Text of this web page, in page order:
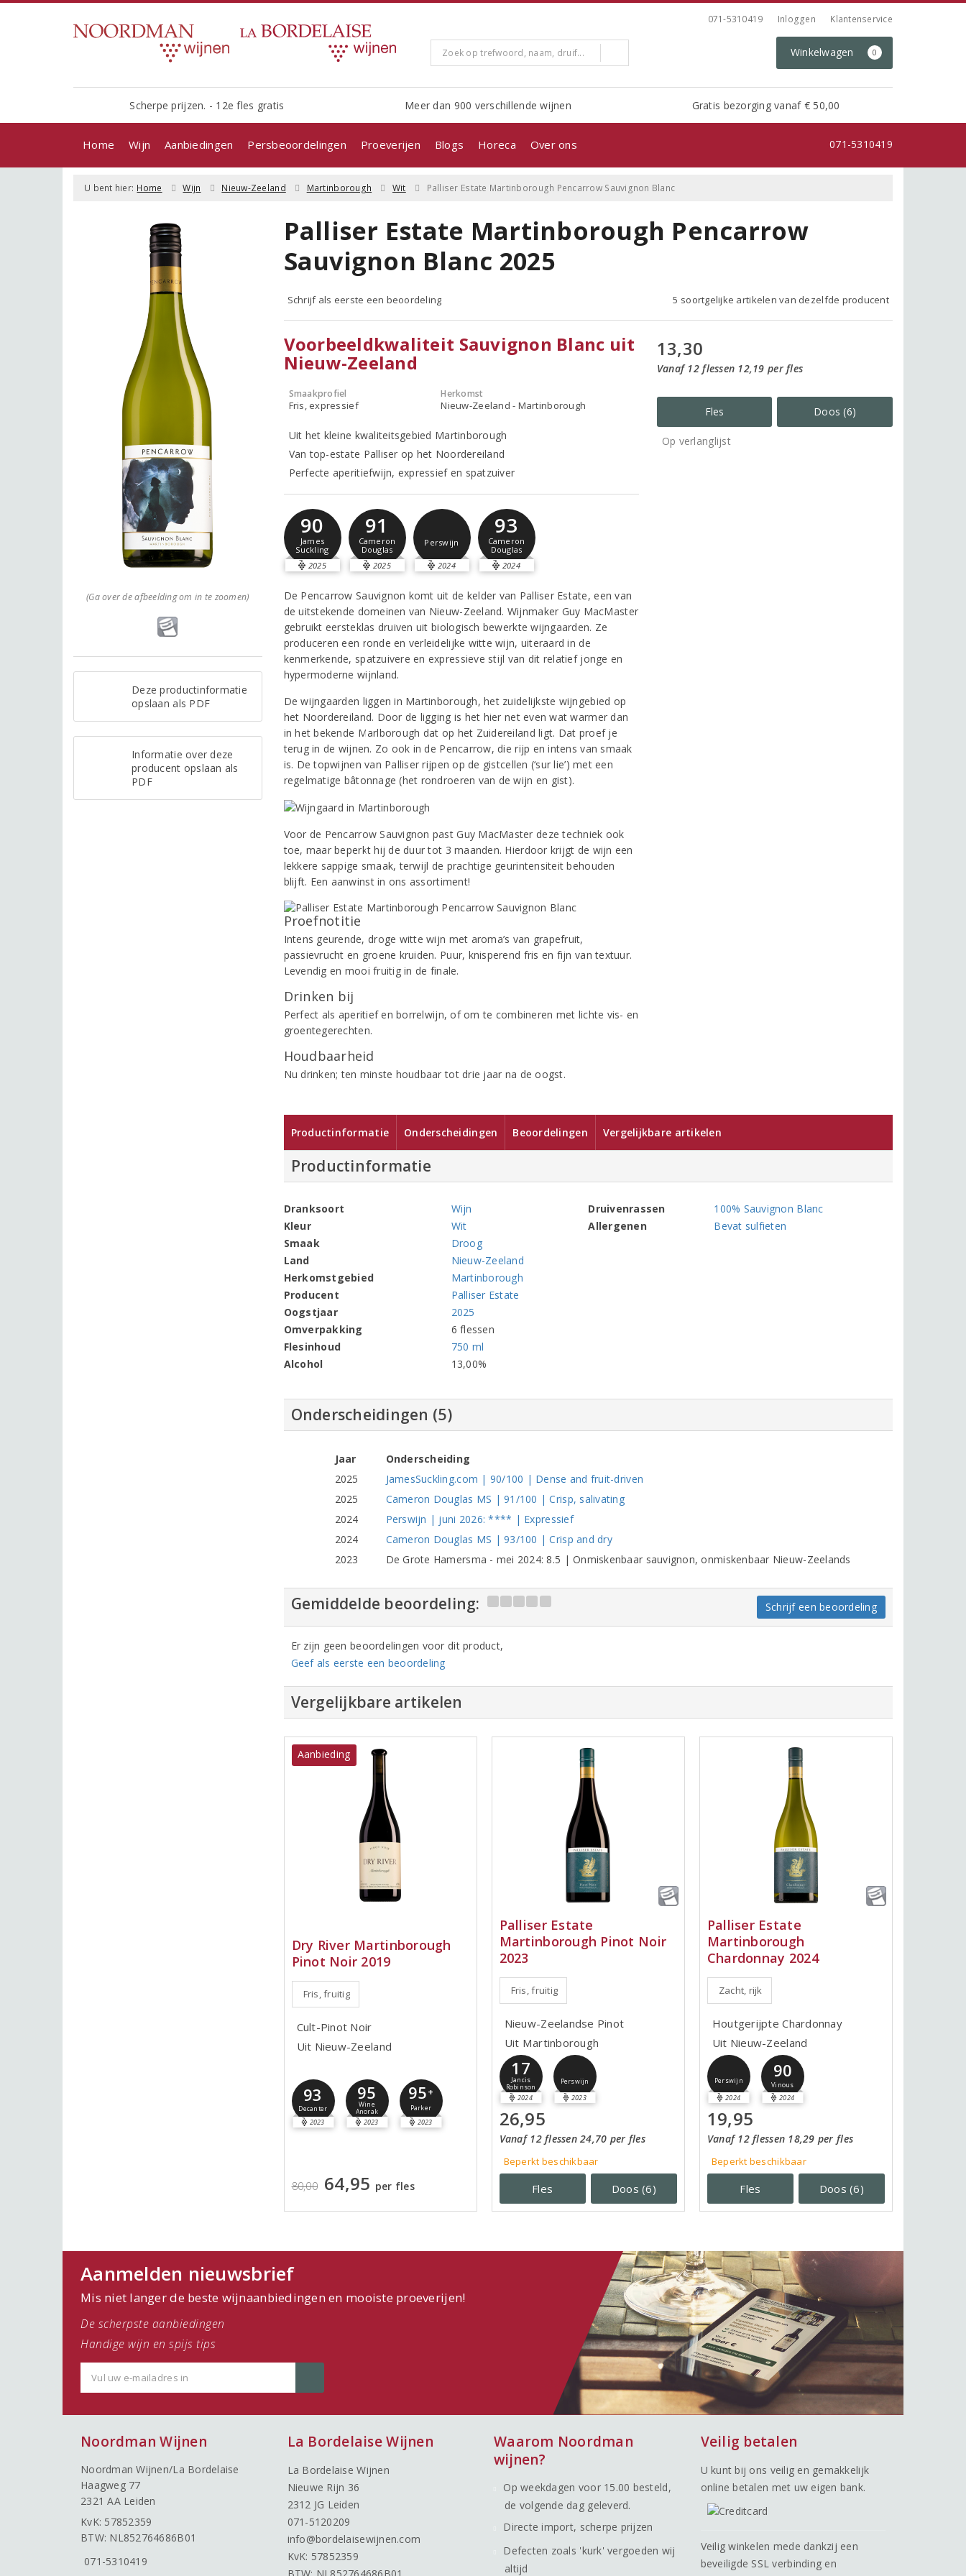
071-5310419 Inloggen Klantenservice
Winkelwagen 0
Scherpe prijzen. - 12e fles gratis Meer dan 900 verschillende wijnen Gratis bezorging vanaf € 50,00
Home Wijn Aanbiedingen Persbeoordelingen Proeverijen Blogs Horeca Over ons 071-5310419
U bent hier: Home Wijn Nieuw-Zeeland Martinborough Wit Palliser Estate Martinborough Pencarrow Sauvignon Blanc
(Ga over de afbeelding om in te zoomen)
Deze productinformatie
opslaan als PDF
Informatie over deze
producent opslaan als
PDF
Palliser Estate Martinborough Pencarrow
Sauvignon Blanc 2025
Schrijf als eerste een beoordeling 5 soortgelijke artikelen van dezelfde producent
Voorbeeldkwaliteit Sauvignon Blanc uit
Nieuw-Zeeland
Smaakprofiel
Fris, expressief
Herkomst
Nieuw-Zeeland - Martinborough
Uit het kleine kwaliteitsgebied Martinborough
Van top-estate Palliser op het Noordereiland
Perfecte aperitiefwijn, expressief en spatzuiver
90
James
Suckling
2025
91
Cameron
Douglas
2025
Perswijn
2024
93
Cameron
Douglas
2024
De Pencarrow Sauvignon komt uit de kelder van Palliser Estate, een van
de uitstekende domeinen van Nieuw-Zeeland. Wijnmaker Guy MacMaster
gebruikt eersteklas druiven uit biologisch bewerkte wijngaarden. Ze
produceren een ronde en verleidelijke witte wijn, uiteraard in de
kenmerkende, spatzuivere en expressieve stijl van dit relatief jonge en
hypermoderne wijnland.
De wijngaarden liggen in Martinborough, het zuidelijkste wijngebied op
het Noordereiland. Door de ligging is het hier net even wat warmer dan
in het bekende Marlborough dat op het Zuidereiland ligt. Dat proef je
terug in de wijnen. Zo ook in de Pencarrow, die rijp en intens van smaak
is. De topwijnen van Palliser rijpen op de gistcellen (‘sur lie’) met een
regelmatige bâtonnage (het rondroeren van de wijn en gist).
Voor de Pencarrow Sauvignon past Guy MacMaster deze techniek ook
toe, maar beperkt hij de duur tot 3 maanden. Hierdoor krijgt de wijn een
lekkere sappige smaak, terwijl de prachtige geurintensiteit behouden
blijft. Een aanwinst in ons assortiment!
Proefnotitie
Intens geurende, droge witte wijn met aroma’s van grapefruit,
passievrucht en groene kruiden. Puur, knisperend fris en fijn van textuur.
Levendig en mooi fruitig in de finale.
Drinken bij
Perfect als aperitief en borrelwijn, of om te combineren met lichte vis- en
groentegerechten.
Houdbaarheid
Nu drinken; ten minste houdbaar tot drie jaar na de oogst.
13,30
Vanaf 12 flessen 12,19 per fles
Fles Doos (6)
Op verlanglijst
Productinformatie Onderscheidingen Beoordelingen Vergelijkbare artikelen
Productinformatie
Dranksoort
Wijn
Kleur
Wit
Smaak
Droog
Land
Nieuw-Zeeland
Herkomstgebied
Martinborough
Producent
Palliser Estate
Oogstjaar
2025
Omverpakking
6 flessen
Flesinhoud
750 ml
Alcohol
13,00%
Druivenrassen
100% Sauvignon Blanc
Allergenen
Bevat sulfieten
Onderscheidingen (5)
Jaar
Onderscheiding
2025
JamesSuckling.com | 90/100 | Dense and fruit-driven
2025
Cameron Douglas MS | 91/100 | Crisp, salivating
2024
Perswijn | juni 2026: **** | Expressief
2024
Cameron Douglas MS | 93/100 | Crisp and dry
2023
De Grote Hamersma - mei 2024: 8.5 | Onmiskenbaar sauvignon, onmiskenbaar Nieuw-Zeelands
Gemiddelde beoordeling: Schrijf een beoordeling
Er zijn geen beoordelingen voor dit product,
Geef als eerste een beoordeling
Vergelijkbare artikelen
Aanbieding
Dry River Martinborough
Pinot Noir 2019
Fris, fruitig
Cult-Pinot Noir
Uit Nieuw-Zeeland
93
Decanter
2023
95
Wine
Anorak
2023
95+
Parker
2023
80,00 64,95 per fles
Palliser Estate
Martinborough Pinot Noir
2023
Fris, fruitig
Nieuw-Zeelandse Pinot
Uit Martinborough
17
Jancis
Robinson
2024
Perswijn
2023
26,95
Vanaf 12 flessen 24,70 per fles
Beperkt beschikbaar
Fles Doos (6)
Palliser Estate
Martinborough
Chardonnay 2024
Zacht, rijk
Houtgerijpte Chardonnay
Uit Nieuw-Zeeland
Perswijn
2024
90
Vinous
2024
19,95
Vanaf 12 flessen 18,29 per fles
Beperkt beschikbaar
Fles Doos (6)
Aanmelden nieuwsbrief
Mis niet langer de beste wijnaanbiedingen en mooiste proeverijen!
De scherpste aanbiedingen
Handige wijn en spijs tips
Noordman Wijnen
Noordman Wijnen/La Bordelaise
Haagweg 77
2321 AA Leiden
KvK: 57852359
BTW: NL852764686B01
071-5310419
La Bordelaise Wijnen
La Bordelaise Wijnen
Nieuwe Rijn 36
2312 JG Leiden
071-5120209
info@bordelaisewijnen.com
KvK: 57852359
BTW: NL852764686B01
Waarom Noordman
wijnen?
Op weekdagen voor 15.00 besteld,
de volgende dag geleverd.
Directe import, scherpe prijzen
Defecten zoals 'kurk' vergoeden wij
altijd
Veilig betalen
U kunt bij ons veilig en gemakkelijk
online betalen met uw eigen bank.
Veilig winkelen mede dankzij een
beveiligde SSL verbinding en